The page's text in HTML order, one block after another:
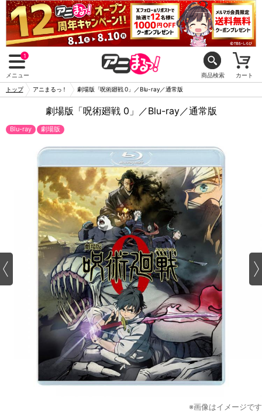
1
メニュー 商品検索 カート
トップ アニまるっ！ 劇場版「呪術廻戦 0」／Blu-ray／通常版
劇場版「呪術廻戦 0」／Blu-ray／通常版
Blu-ray 劇場版
※画像はイメージです